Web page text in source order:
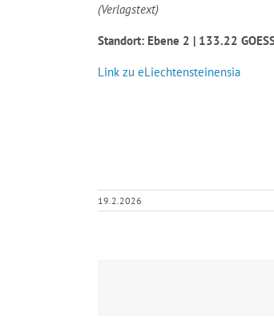
(Verlagstext)
Standort: Ebene 2 | 133.22
Link zu eLiechtensteinensia
19.2.2026